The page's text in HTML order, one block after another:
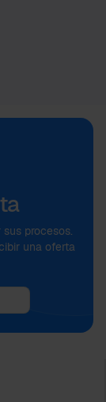
procesos.
una oferta